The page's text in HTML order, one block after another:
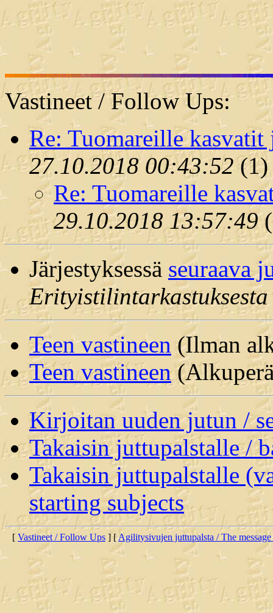
Vastineet / Follow Ups:
Re: Tuomareille
27.10.2018 00:43:52(1)
Re: Tuomareille
29.10.2018 13:57:49(
Järjestyksessä seuraava
Erityistilintarkastuksesta
Teen vastineen (Ilman
Teen vastineen
Kirjoitan uuden jutun /
Takaisin juttupalstalle /
Takaisin juttupalstalle
starting subjects
[ Vastineet / Follow Ups ] [Agilitysivujen juttupalsta / The